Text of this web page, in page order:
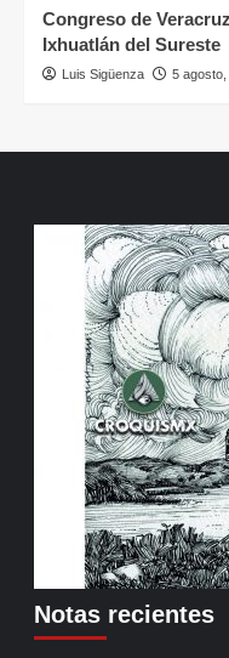
Congreso de
Ixhuatlán del Sureste
Luis Sigüenza 5 agosto,
Notas recientes